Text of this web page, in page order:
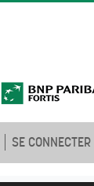
SE CONNECTER